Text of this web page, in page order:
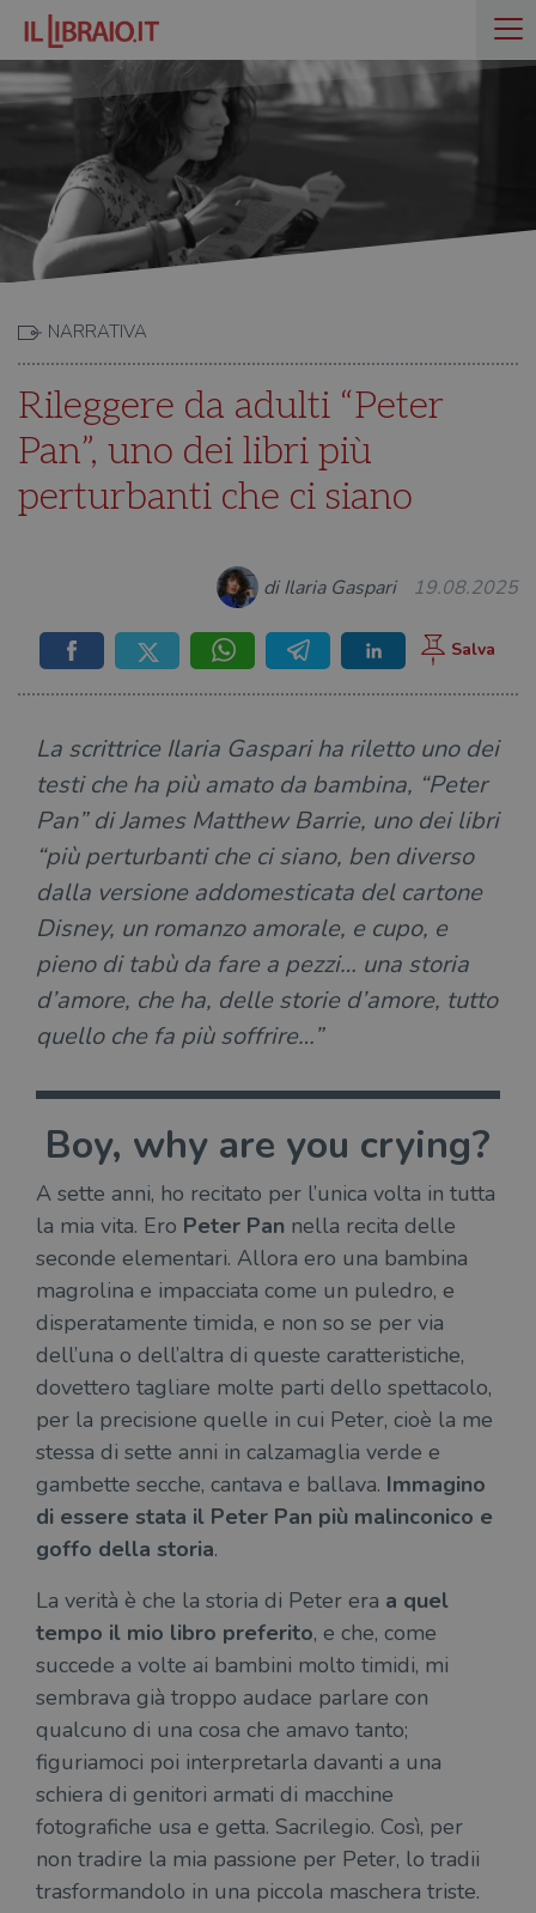
NARRATIVA
Rileggere da adulti “Peter
Pan”, uno dei libri più
perturbanti che ci siano
di Ilaria Gaspari 19.08.2025
La scrittrice Ilaria Gaspari ha riletto uno dei
testi che ha più amato da bambina, “Peter
Pan” di James Matthew Barrie, uno dei libri
“più perturbanti che ci siano, ben diverso
dalla versione addomesticata del cartone
Disney, un romanzo amorale, e cupo, e
pieno di tabù da fare a pezzi… una storia
d’amore, che ha, delle storie d’amore, tutto
quello che fa più soffrire…”
Boy, why are you crying?
A sette anni, ho recitato per l’unica volta in tutta
la mia vita. Ero Peter Pan nella recita delle
seconde elementari. Allora ero una bambina
magrolina e impacciata come un puledro, e
disperatamente timida, e non so se per via
dell’una o dell’altra di queste caratteristiche,
dovettero tagliare molte parti dello spettacolo,
per la precisione quelle in cui Peter, cioè la me
stessa di sette anni in calzamaglia verde e
gambette secche, cantava e ballava. Immagino
di essere stata il Peter Pan più malinconico e
goffo della storia.
La verità è che la storia di Peter era a quel
tempo il mio libro preferito, e che, come
succede a volte ai bambini molto timidi, mi
sembrava già troppo audace parlare con
qualcuno di una cosa che amavo tanto;
figuriamoci poi interpretarla davanti a una
schiera di genitori armati di macchine
fotografiche usa e getta. Sacrilegio. Così, per
non tradire la mia passione per Peter, lo tradii
trasformandolo in una piccola maschera triste.